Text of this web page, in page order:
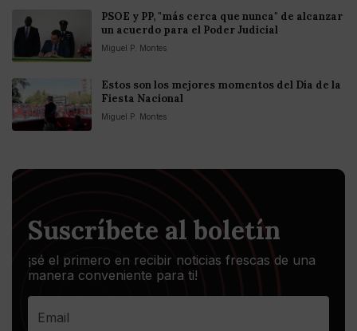
PSOE y PP, "más cerca que nunca" de alcanzar
un acuerdo para el Poder Judicial
Miguel P. Montes
Estos son los mejores momentos del Día de la
Fiesta Nacional
Miguel P. Montes
Suscríbete al boletín
¡sé el primero en recibir noticias frescas de una
manera conveniente para ti!